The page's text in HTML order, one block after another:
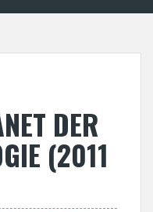
DER
(2011